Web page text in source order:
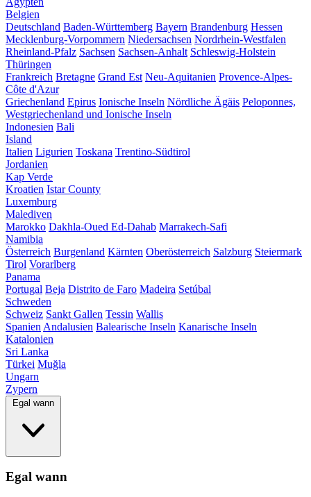
Belgien
Deutschland Baden-Württemberg Bayern Brandenburg Hessen
Mecklenburg-Vorpommern Niedersachsen Nordrhein-Westfalen
Rheinland-Pfalz Sachsen Sachsen-Anhalt Schleswig-Holstein
Thüringen
Frankreich Bretagne Grand Est Neu-Aquitanien Provence-Alpes-
Côte d'Azur
Griechenland Epirus Ionische Inseln Nördliche Ägäis Peloponnes,
Westgriechenland und Ionische Inseln
Indonesien Bali
Island
Italien Ligurien Toskana Trentino-Südtirol
Jordanien
Kap Verde
Kroatien Istar County
Luxemburg
Malediven
Marokko Dakhla-Oued Ed-Dahab Marrakech-Safi
Namibia
Österreich Burgenland Kärnten Oberösterreich Salzburg Steiermark
Tirol Vorarlberg
Panama
Portugal Beja Distrito de Faro Madeira Setúbal
Schweden
Schweiz Sankt Gallen Tessin Wallis
Spanien Andalusien Balearische Inseln Kanarische Inseln
Katalonien
Sri Lanka
Türkei Muğla
Ungarn
Zypern
Egal wann
Egal wann